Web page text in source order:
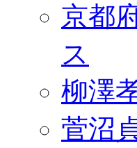
京都
ス
柳澤
菅沼